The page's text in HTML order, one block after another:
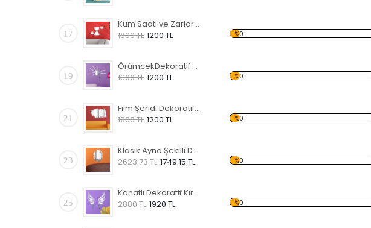
17
Kum Saati ve Zarlar Dekoratif Kırılmaz Ayna
1800 TL 1200 TL %0
19
ÖrümcekDekoratif Kırılmaz Ayna
1800 TL 1200 TL %0
21
Film Şeridi Dekoratif Kırılmaz Ayna
1800 TL 1200 TL %0
23
Klasik Ayna Şekilli Dekoratif Kırılmaz Ayna
2623.73 TL 1749.15 TL %0
25
Kanatlı Dekoratif Kırılmaz Ayna
2880 TL 1920 TL %0